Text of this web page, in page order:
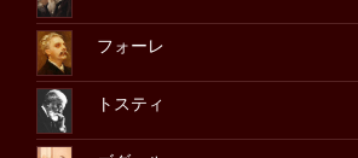
フォーレ
トスティ